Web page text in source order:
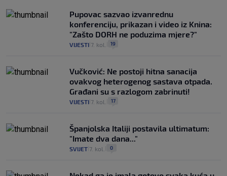
Pupovac sazvao izvanrednu
konferenciju, prikazan i video iz Knina:
"Zašto DORH ne poduzima mjere?"
VIJESTI 7. kol. 19
Vučković: Ne postoji hitna sanacija
ovakvog heterogenog sastava otpada.
Građani su s razlogom zabrinuti!
VIJESTI 7. kol. 17
Španjolska Italiji postavila ultimatum:
"Imate dva dana..."
SVIJET 7. kol. 0